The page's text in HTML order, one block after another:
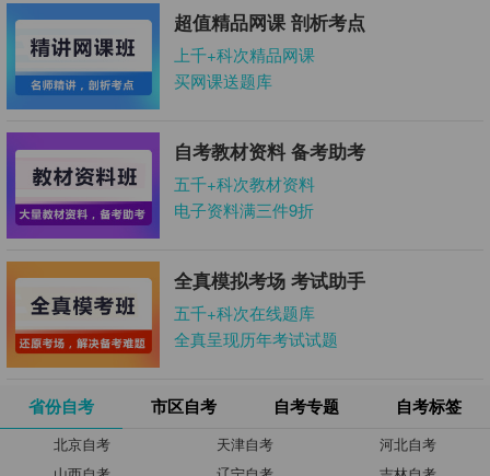
超值精品网课 剖析考点
上千+科次精品网课
买网课送题库
自考教材资料 备考助考
五千+科次教材资料
电子资料满三件9折
全真模拟考场 考试助手
五千+科次在线题库
全真呈现历年考试试题
省份自考 市区自考 自考专题 自考标签
北京自考 天津自考
河北自考